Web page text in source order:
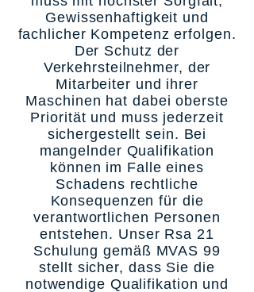
Gewissenhaftigkeit und
fachlicher Kompetenz erfolgen.
Der Schutz der
Verkehrsteilnehmer, der
Mitarbeiter und ihrer
Maschinen hat dabei oberste
Priorität und muss jederzeit
sichergestellt sein. Bei
mangelnder Qualifikation
können im Falle eines
Schadens rechtliche
Konsequenzen für die
verantwortlichen Personen
entstehen. Unser Rsa 21
Schulung gemäß MVAS 99
stellt sicher, dass Sie die
notwendige Qualifikation und